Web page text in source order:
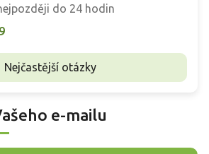
do 24 hodin
Nejčastější otázky
e-mailu